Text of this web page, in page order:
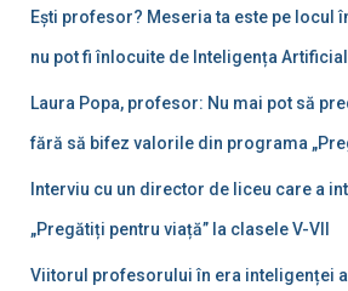
Ești profesor? Meseria ta este pe locul
nu pot fi înlocuite de Inteligența
Laura Popa, profesor: Nu mai pot să
fără să bifez valorile din programa
Interviu cu un director de liceu care a
„Pregătiți pentru viață” la clasele V-VII
Viitorul profesorului în era inteligenței